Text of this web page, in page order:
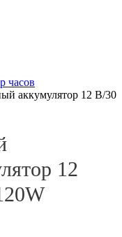
часов
аккумулятор 12 В/30
12